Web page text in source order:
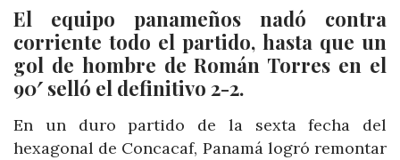
El equipo panameños nadó contra
corriente todo el partido, hasta que un
gol de hombre de Román Torres en el
90′ selló el definitivo 2-2.
En un duro partido de la sexta fecha del
hexagonal de Concacaf, Panamá logró remontar